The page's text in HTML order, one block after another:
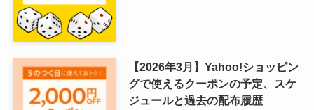
【2026年3月】Yahoo!ショッピン
グで使えるクーポンの予定、スケ
ジュールと過去の配布履歴